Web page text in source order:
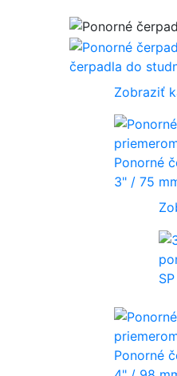
čerpadla do
Zobraziť
Ponorné
3" / 75
SP
Ponorné